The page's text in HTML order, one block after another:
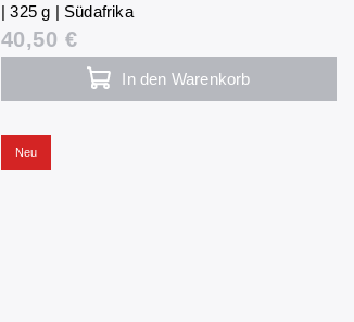
| 325 g | Südafrika
40,50 €
In den Warenkorb
Neu